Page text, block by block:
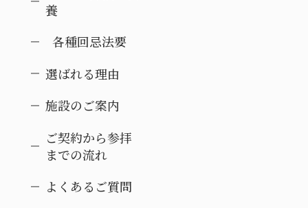
養
各種回忌法要
選ばれる理由
施設のご案内
ご契約から参拝
までの流れ
よくあるご質問